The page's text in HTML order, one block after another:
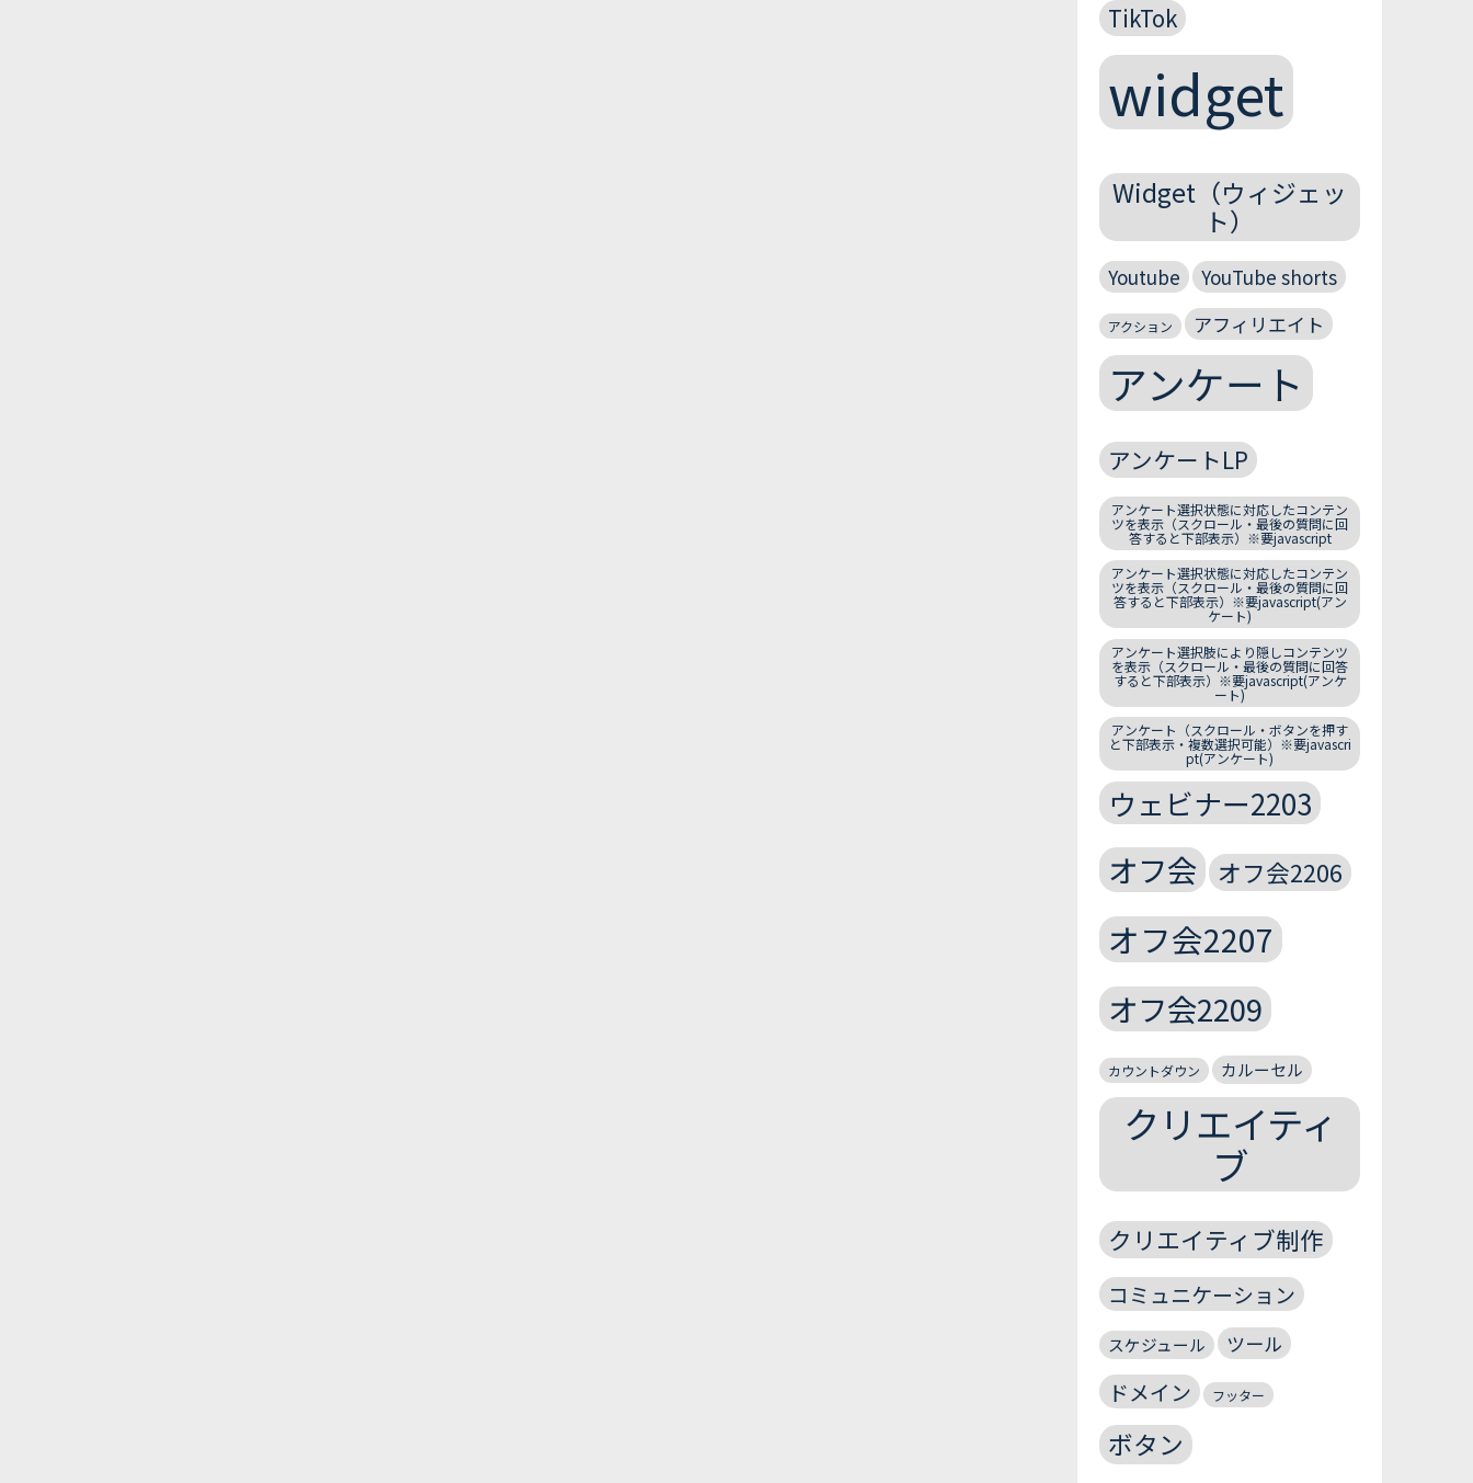
TikTok
widget
Widget（ウィジェッ
ト）
Youtube YouTube shorts
アクション アフィリエイト
アンケート
アンケートLP
アンケート選択状態に対応したコンテン
ツを表示（スクロール・最後の質問に回
答すると下部表示）※要javascript
アンケート選択状態に対応したコンテン
ツを表示（スクロール・最後の質問に回
答すると下部表示）※要javascript(アン
ケート)
アンケート選択肢により隠しコンテンツ
を表示（スクロール・最後の質問に回答
すると下部表示）※要javascript(アンケ
ート)
アンケート（スクロール・ボタンを押す
と下部表示・複数選択可能）※要javascri
pt(アンケート)
ウェビナー2203
オフ会 オフ会2206
オフ会2207
オフ会2209
カウントダウン カルーセル
クリエイティ
ブ
クリエイティブ制作
コミュニケーション
スケジュール ツール
ドメイン フッター
ボタン